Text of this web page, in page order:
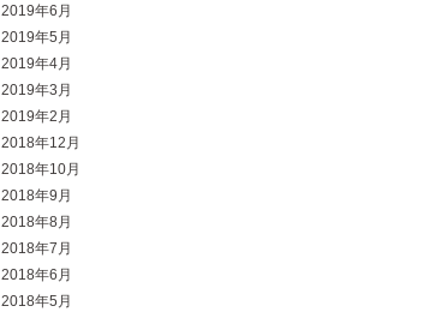
2019年6月
2019年5月
2019年4月
2019年3月
2019年2月
2018年12月
2018年10月
2018年9月
2018年8月
2018年7月
2018年6月
2018年5月